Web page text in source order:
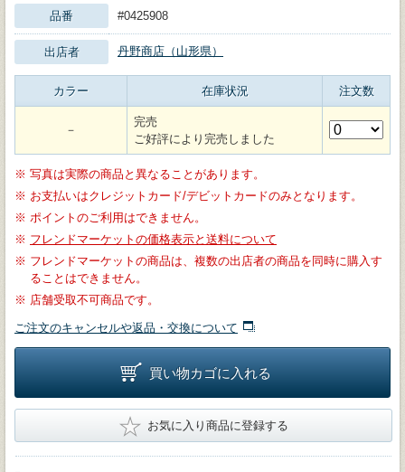
品番 #0425908
出店者 丹野商店（山形県）
カラー 在庫状況 注文数
－
完売
ご好評により完売しました
※ 写真は実際の商品と異なることがあります。
※ お支払いはクレジットカード/デビットカードのみとなります。
※ ポイントのご利用はできません。
※ フレンドマーケットの価格表示と送料について
※ フレンドマーケットの商品は、複数の出店者の商品を同時に購入す
ることはできません。
※ 店舗受取不可商品です。
ご注文のキャンセルや返品・交換について
買い物カゴに入れる
★ お気に入り商品に登録する